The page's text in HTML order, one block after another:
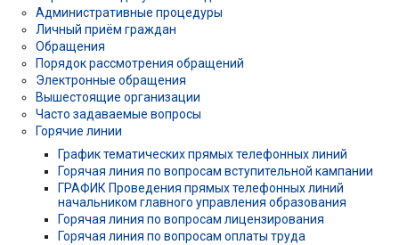
Административные процедуры
Личный приём граждан
Обращения
Порядок рассмотрения обращений
Электронные обращения
Вышестоящие организации
Часто задаваемые вопросы
Горячие линии
График тематических прямых телефонных линий
Горячая линия по вопросам вступительной кампании
ГРАФИК Проведения прямых телефонных линий
начальником главного управления образования
Горячая линия по вопросам лицензирования
Горячая линия по вопросам оплаты труда